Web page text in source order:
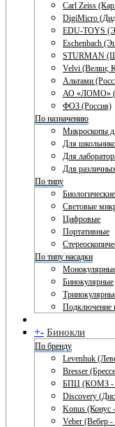
Carl Zeiss
DigiMicro
EDU-TOYS
Eschenbach
STURMAN
Velvi (Велви;
Альтами
АО «ЛОМО»
ФОЗ (Россия)
По назначению
Микроскопы
Для
Для
Для
По типу
Биологические
Световые
Цифровые
Портативные
По типу насадки
Бинокулярные
Подключение
+- Бинокли
По бренду
Levenhuk
Bresser
БПЦ (КОМЗ -
Discovery
Konus (Конус
Veber (Вебер -